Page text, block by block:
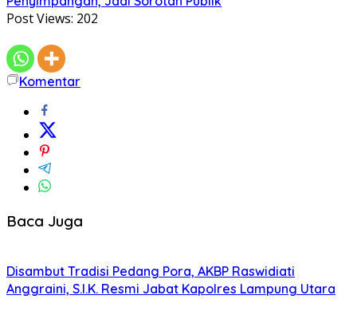
Post Views: 202
Komentar
Baca Juga
Disambut Tradisi Pedang Pora, AKBP Raswidiati
Anggraini, S.I.K. Resmi Jabat Kapolres Lampung Utara